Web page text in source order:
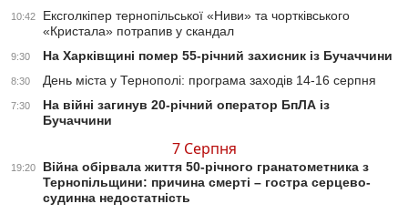
10:42
Ексголкіпер тернопільської «Ниви» та чортківського
«Кристала» потрапив у скандал
9:30 На Харківщині помер 55-річний захисник із Бучаччини
8:30 День міста у Тернополі: програма заходів 14-16 серпня
7:30
На війні загинув 20-річний оператор БпЛА із
Бучаччини
7 Серпня
19:20
Війна обірвала життя 50-річного гранатометника з
Тернопільщини: причина смерті – гостра серцево-
судинна недостатність